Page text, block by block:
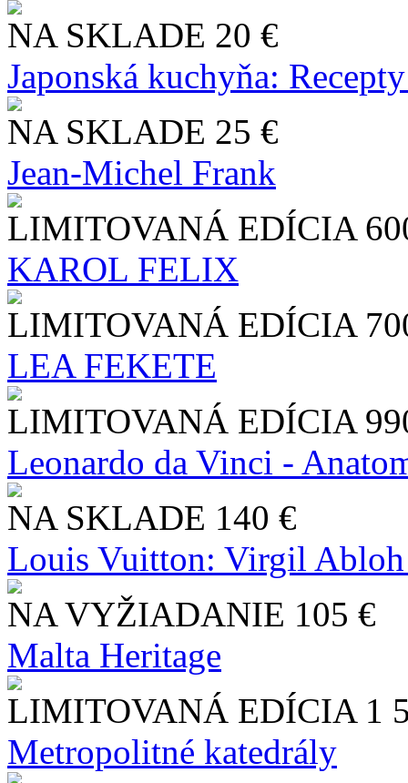
NA SKLADE 20 €
Japonská kuchyňa:
NA SKLADE 25 €
Jean-Michel Frank
LIMITOVANÁ EDÍCIA
KAROL FELIX
LIMITOVANÁ EDÍCIA
LEA FEKETE
LIMITOVANÁ EDÍCIA
Leonardo da Vinci -
NA SKLADE 140 €
Louis Vuitton: Virgil
NA VYŽIADANIE 105 €
Malta Heritage
LIMITOVANÁ EDÍCIA 1
Metropolitné katedrály